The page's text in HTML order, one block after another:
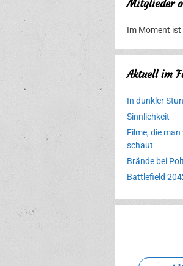
Mitglieder
Im Moment
Aktuell im
In dunkler
Sinnlichkeit
Filme, die
schaut
Brände bei
Battlefield